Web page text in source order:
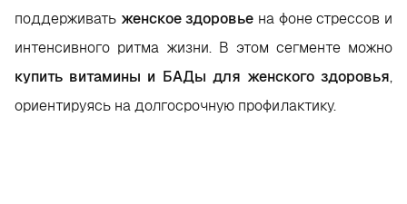
поддерживать женское здоровье на фоне стрессов и
интенсивного ритма жизни. В этом сегменте можно
купить витамины и БАДы для женского здоровья,
ориентируясь на долгосрочную профилактику.